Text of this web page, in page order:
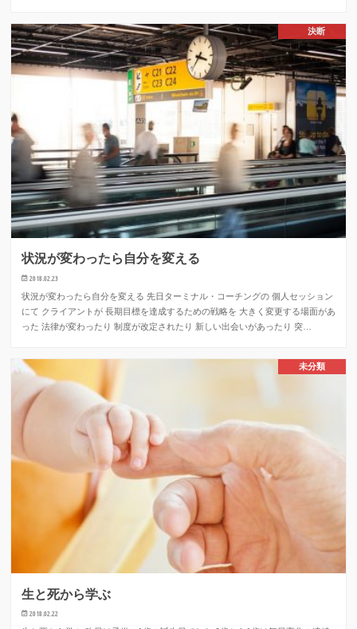
決断
状況が変わったら自分を変える
2018.02.23
状況が変わったら自分を変える 先日ターミナル・コーチングの 個人セッション
にて クライアントが 長期目標を達成するための戦略を 大きく変更する場面があ
った 法律が変わったり 制度が改定されたり 新しい出会いがあったり 突…
未分類
生と死から学ぶ
2018.02.22